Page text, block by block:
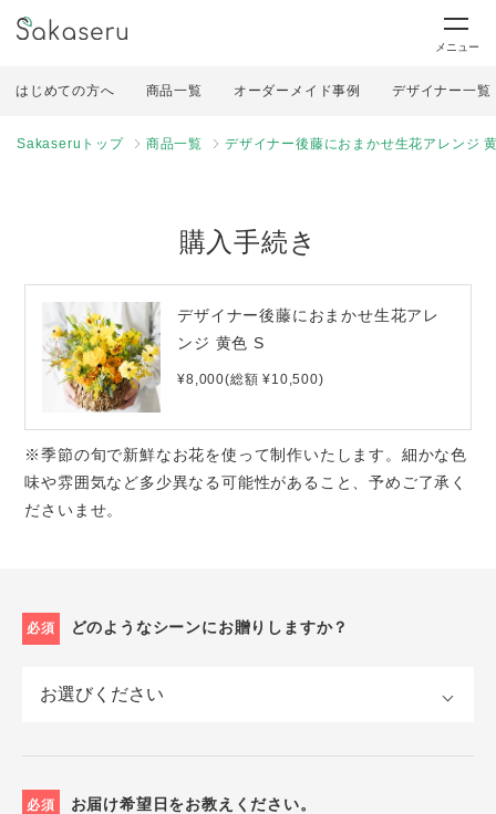
メニュー
はじめての方へ 商品一覧 オーダーメイド事例 デザイナー一覧
Sakaseruトップ 商品一覧 デザイナー後藤におまかせ生花アレンジ
購入手続き
デザイナー後藤におまかせ生花アレ
ンジ 黄色 S
¥8,000(総額 ¥10,500)
※季節の旬で新鮮なお花を使って制作いたします。細かな色
味や雰囲気など多少異なる可能性があること、予めご了承く
ださいませ。
必須 どのようなシーンにお贈りしますか？
必須 お届け希望日をお教えください。